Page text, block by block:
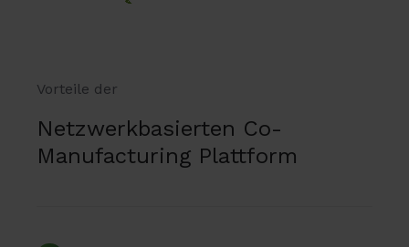
Vorteile der
Netzwerkbasierten Co-
Manufacturing Plattform